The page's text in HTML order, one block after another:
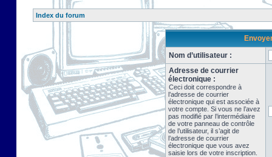
Index du forum
Nom d’utilisateur :
Adresse de courrier
électronique :
Ceci doit correspondre à
l’adresse de courrier
électronique qui est associée à
votre compte. Si vous ne l’avez
pas modifié par l’intermédiaire
de votre panneau de contrôle
de l’utilisateur, il s’agit de
l’adresse de courrier
électronique que vous avez
saisie lors de votre inscription.